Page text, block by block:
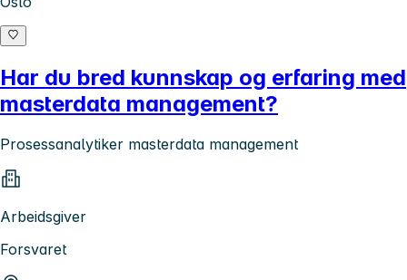
Har du bred kunnskap og erfaring med
masterdata management?
Prosessanalytiker masterdata management
Arbeidsgiver
Forsvaret